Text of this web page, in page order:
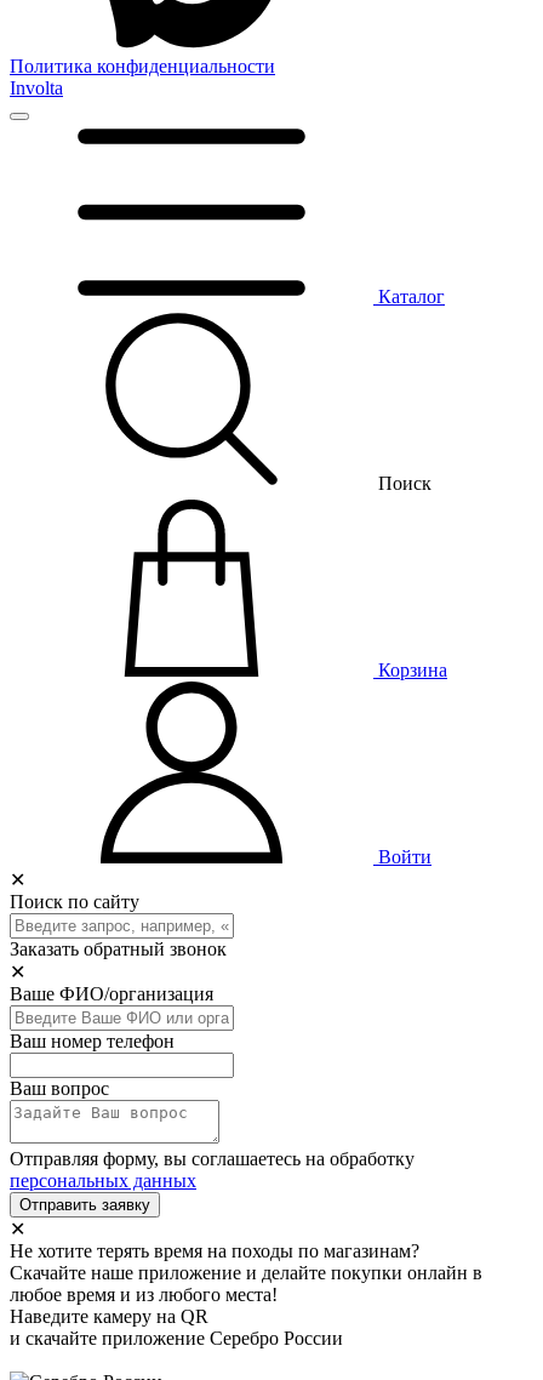
Политика конфиденциальности
Involta
Каталог
Поиск
Корзина
Войти
✕
Поиск по сайту
Заказать обратный звонок
✕
Ваше ФИО/организация
Ваш номер телефон
Ваш вопрос
Отправляя форму, вы соглашаетесь на обработку
персональных данных
Отправить заявку
✕
Не хотите терять время на походы по магазинам?
Скачайте наше приложение и делайте покупки онлайн в
любое время и из любого места!
Наведите камеру на QR
и скачайте приложение Серебро России